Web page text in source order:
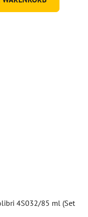
4S032/85 ml (Set